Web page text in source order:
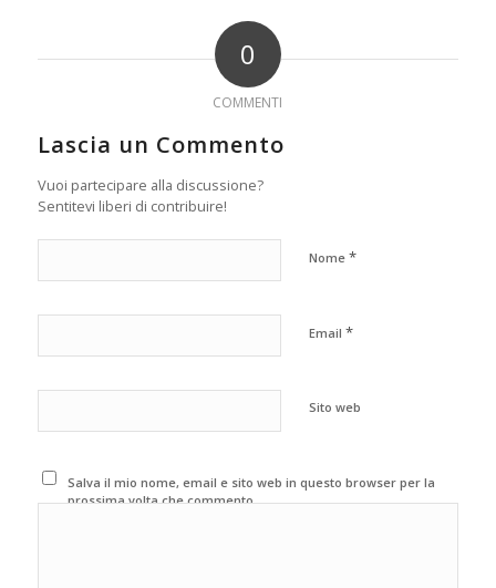
0
COMMENTI
Lascia un Commento
Vuoi partecipare alla discussione?
Sentitevi liberi di contribuire!
Nome *
Email *
Sito web
Salva il mio nome, email e sito web in questo browser per la
prossima volta che commento.